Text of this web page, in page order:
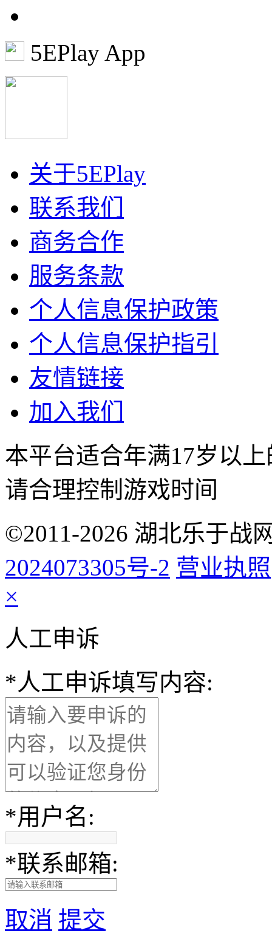
5EPlay App
关于5EPlay
联系我们
商务合作
服务条款
个人信息保护政策
个人信息保护指引
友情链接
加入我们
本平台适合年满17岁以
请合理控制游戏时间
©2011-2026 湖北乐于战
2024073305号-2 营业执照
×
人工申诉
*人工申诉填写内容:
*用户名:
*联系邮箱:
取消 提交